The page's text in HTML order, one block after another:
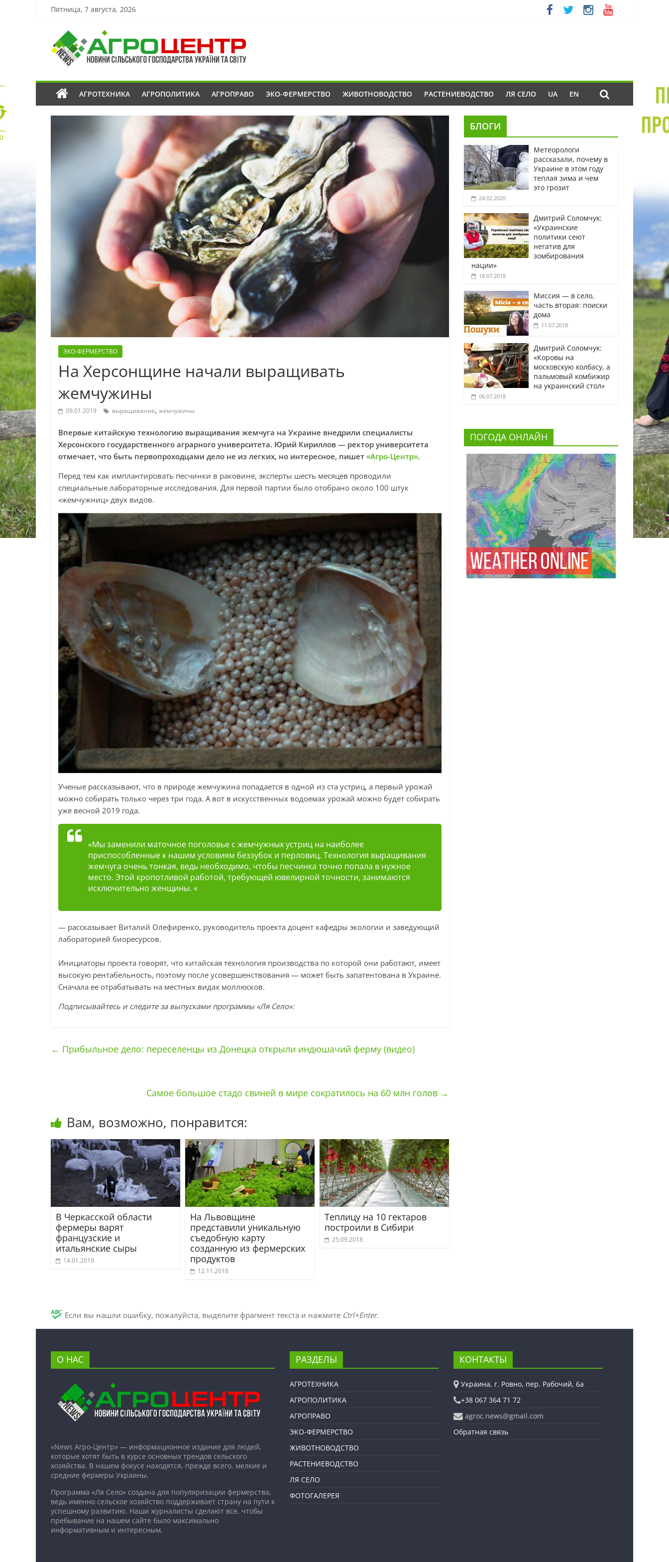
Пятница, 7 августа, 2026
АГРОТЕХНИКА АГРОПОЛИТИКА АГРОПРАВО ЭКО-ФЕРМЕРСТВО ЖИВОТНОВОДСТВО РАСТЕНИЕВОДСТВО ЛЯ СЕЛО UA EN
ЭКО-ФЕРМЕРСТВО
На Херсонщине начали выращивать
жемчужины
09.01.2019 выращивание, жемчужины
Впервые китайскую технологию выращивания жемчуга на Украине внедрили специалисты
Херсонского государственного аграрного университета. Юрий Кириллов — ректор университета
отмечает, что быть первопроходцами дело не из легких, но интересное, пишет «Агро-Центр».
Перед тем как имплантировать песчинки в раковине, эксперты шесть месяцев проводили
специальные лабораторные исследования. Для первой партии было отобрано около 100 штук
«жемчужниц» двух видов.
Ученые рассказывают, что в природе жемчужина попадается в одной из ста устриц, а первый урожай
можно собирать только через три года. А вот в искусственных водоемах урожай можно будет собирать
уже весной 2019 года.
«Мы заменили маточное поголовье с жемчужных устриц на наиболее
приспособленные к нашим условиям беззубок и перловиц. Технология выращивания
жемчуга очень тонкая, ведь необходимо, чтобы песчинка точно попала в нужное
место. Этой кропотливой работой, требующей ювелирной точности, занимаются
исключительно женщины. «
— рассказывает Виталий Олефиренко, руководитель проекта доцент кафедры экологии и заведующий
лабораторией биоресурсов.
Инициаторы проекта говорят, что китайская технология производства по которой они работают, имеет
высокую рентабельность, поэтому после усовершенствования — может быть запатентована в Украине.
Сначала ее отрабатывать на местных видах моллюсков.
Подписывайтесь и следите за выпусками программы «Ля Село»:
← Прибыльное дело: переселенцы из Донецка открыли индюшачий ферму (видео)
Самое большое стадо свиней в мире сократилось на 60 млн голов →
Вам, возможно, понравится:
В Черкасской области
фермеры варят
французские и
итальянские сыры
14.01.2019
На Львовщине
представили уникальную
съедобную карту
созданную из фермерских
продуктов
12.11.2018
Теплицу на 10 гектаров
построили в Сибири
25.09.2018
БЛОГИ
Метеорологи
рассказали, почему в
Украине в этом году
теплая зима и чем
это грозит
24.02.2020
Дмитрий Соломчук:
«Украинские
политики сеют
негатив для
зомбирования
нации»
18.07.2018
Миссия — в село,
часть вторая: поиски
дома
11.07.2018
Дмитрий Соломчук:
«Коровы на
московскую колбасу, а
пальмовый комбижир
на украинский стол»
06.07.2018
ПОГОДА ОНЛАЙН
Если вы нашли ошибку, пожалуйста, выделите фрагмент текста и нажмите Ctrl+Enter.
О НАС
«News Агро-Центр» — информационное издание для людей,
которые хотят быть в курсе основных трендов сельского
хозяйства. В нашем фокусе находятся, прежде всего, мелкие и
средние фермеры Украины.
Программа «Ля Село» создана для популяризации фермерства,
ведь именно сельское хозяйство поддерживает страну на пути к
успешному развитию. Наши журналисты сделают все, чтобы
пребывание на нашем сайте было максимально
информативным и интересным.
РАЗДЕЛЫ
АГРОТЕХНИКА
АГРОПОЛИТИКА
АГРОПРАВО
ЭКО-ФЕРМЕРСТВО
ЖИВОТНОВОДСТВО
РАСТЕНИЕВОДСТВО
ЛЯ СЕЛО
ФОТОГАЛЕРЕЯ
КОНТАКТЫ
Украина, г. Ровно, пер. Рабочий, 6а
+38 067 364 71 72
agroc.news@gmail.com
Обратная связь